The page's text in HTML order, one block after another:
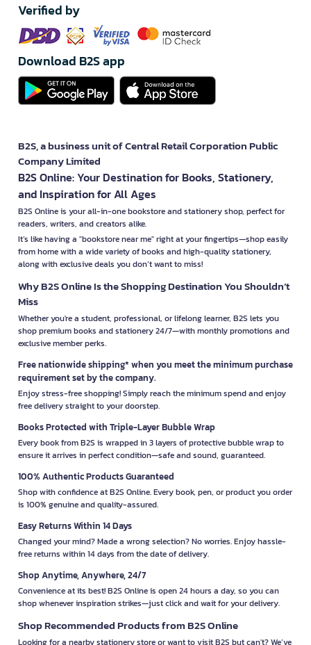
Verified by
Download B2S app
B2S, a business unit of Central Retail Corporation Public
Company Limited
B2S Online: Your Destination for Books, Stationery,
and Inspiration for All Ages
B2S Online is your all-in-one bookstore and stationery shop, perfect for
readers, writers, and creators alike.
It’s like having a "bookstore near me" right at your fingertips—shop easily
from home with a wide variety of books and high-quality stationery,
along with exclusive deals you don’t want to miss!
Why B2S Online Is the Shopping Destination You Shouldn’t
Miss
Whether you're a student, professional, or lifelong learner, B2S lets you
shop premium books and stationery 24/7—with monthly promotions and
exclusive member perks.
Free nationwide shipping* when you meet the minimum purchase
requirement set by the company.
Enjoy stress-free shopping! Simply reach the minimum spend and enjoy
free delivery straight to your doorstep.
Books Protected with Triple-Layer Bubble Wrap
Every book from B2S is wrapped in 3 layers of protective bubble wrap to
ensure it arrives in perfect condition—safe and sound, guaranteed.
100% Authentic Products Guaranteed
Shop with confidence at B2S Online. Every book, pen, or product you order
is 100% genuine and quality-assured.
Easy Returns Within 14 Days
Changed your mind? Made a wrong selection? No worries. Enjoy hassle-
free returns within 14 days from the date of delivery.
Shop Anytime, Anywhere, 24/7
Convenience at its best! B2S Online is open 24 hours a day, so you can
shop whenever inspiration strikes—just click and wait for your delivery.
Shop Recommended Products from B2S Online
Looking for a nearby stationery store or want to visit B2S but can't? We’ve